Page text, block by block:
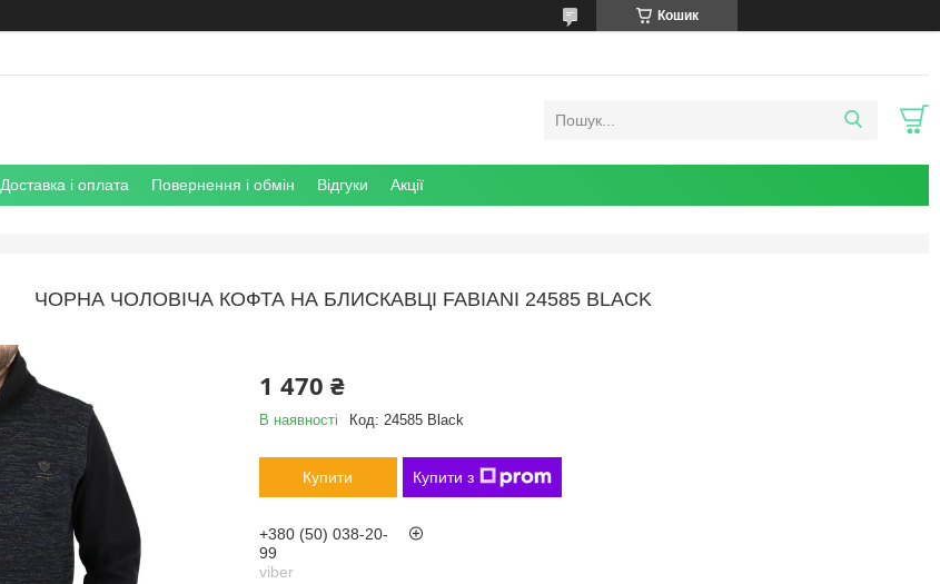
Кошик
Доставка і оплата Повернення і обмін Відгуки Акції
ЧОРНА ЧОЛОВІЧА КОФТА НА БЛИСКАВЦІ FABIANI 24585 BLACK
1 470 ₴
В наявності Код: 24585 Black
Купити Купити з
+380 (50) 038-20-
99
viber